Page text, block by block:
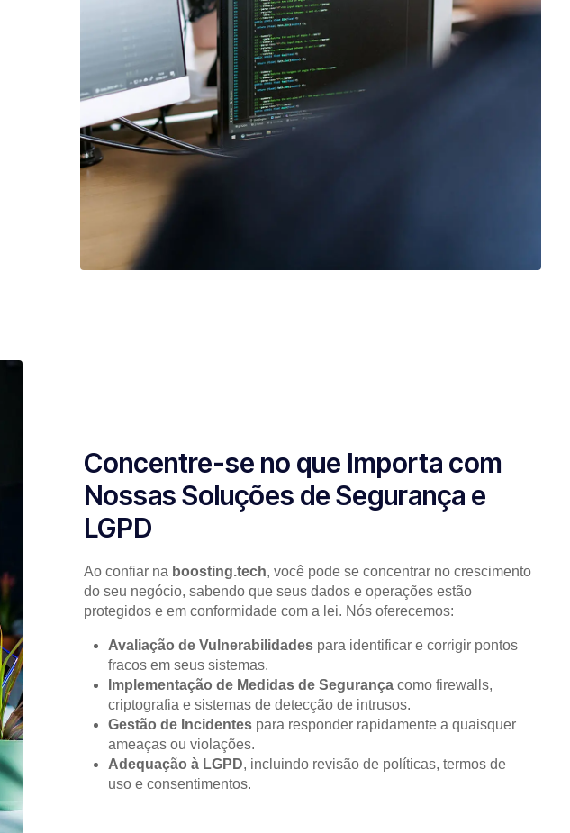
Concentre-se no que Importa com
Nossas Soluções de Segurança e
LGPD
Ao confiar na boosting.tech, você pode se concentrar no crescimento
do seu negócio, sabendo que seus dados e operações estão
protegidos e em conformidade com a lei. Nós oferecemos:
Avaliação de Vulnerabilidadespara identificar e corrigir pontos
fracos em seus sistemas.
Implementação de Medidas de Segurançacomo firewalls,
criptografia e sistemas de detecção de intrusos.
Gestão de Incidentespara responder rapidamente a quaisquer
ameaças ou violações.
Adequação à LGPD, incluindo revisão de políticas, termos de
uso e consentimentos.